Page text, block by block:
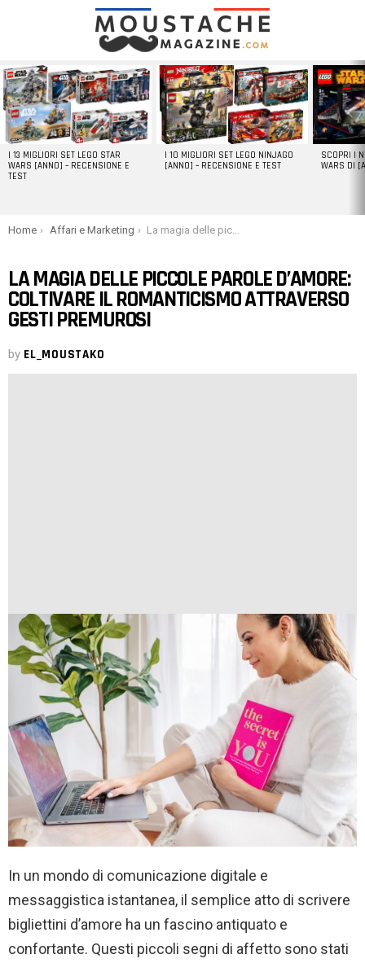
LATEST
STORIES
I 13 MIGLIORI SET LEGO STAR
WARS [ANNO] – RECENSIONE E
TEST
I 10 MIGLIORI SET LEGO NINJAGO
[ANNO] – RECENSIONE E TEST
SCOPRI I
WARS DI
You are here:
Home Affari e Marketing La magia delle piccole parole d’amore: coltivare il romanticismo attraverso gesti premurosi
LA MAGIA DELLE PICCOLE PAROLE D’AMORE:
COLTIVARE IL ROMANTICISMO ATTRAVERSO
GESTI PREMUROSI
by EL_MOUSTAKO
In un mondo di comunicazione digitale e
messaggistica istantanea, il semplice atto di scrivere
bigliettini d’amore ha un fascino antiquato e
confortante. Questi piccoli segni di affetto sono stati